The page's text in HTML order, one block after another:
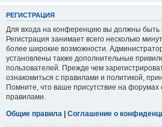
РЕГИСТРАЦИЯ
Для входа на конференцию вы должны быть
Регистрация занимает всего несколько
более широкие возможности.
установлены также дополнительные
пользователей. Прежде чем
ознакомиться с правилами и политикой,
Помните, что ваше присутствие на форумах
правилами.
Общие правила | Соглашение о